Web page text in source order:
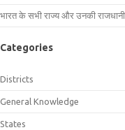
भारत के सभी राज्य और उनकी
Categories
Districts
General Knowledge
States